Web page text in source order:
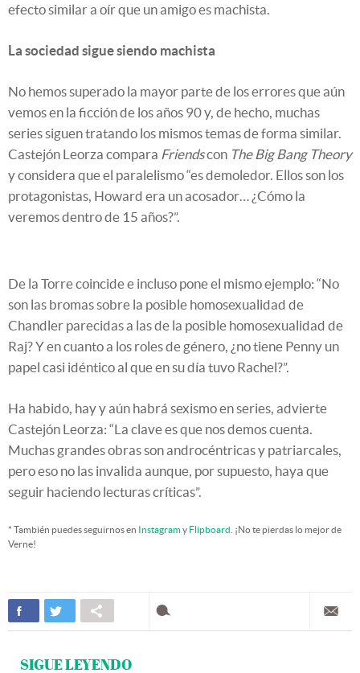
efecto similar a oír que un amigo es machista.
La sociedad sigue siendo machista
No hemos superado la mayor parte de los errores que aún
vemos en la ficción de los años 90 y, de hecho, muchas
series siguen tratando los mismos temas de forma similar.
Castejón Leorza compara Friendscon The Big Bang Theory
y considera que el paralelismo “es demoledor. Ellos son los
protagonistas, Howard era un acosador… ¿Cómo la
veremos dentro de 15 años?”.
De la Torre coincide e incluso pone el mismo ejemplo: “No
son las bromas sobre la posible homosexualidad de
Chandler parecidas a las de la posible homosexualidad de
Raj? Y en cuanto a los roles de género, ¿no tiene Penny un
papel casi idéntico al que en su día tuvo Rachel?”.
Ha habido, hay y aún habrá sexismo en series, advierte
Castejón Leorza: “La clave es que nos demos cuenta.
Muchas grandes obras son androcéntricas y patriarcales,
pero eso no las invalida aunque, por supuesto, haya que
seguir haciendo lecturas críticas”.
* También puedes seguirnos en Instagramy Flipboard . ¡No te pierdas lo mejor de
Verne!
SIGUE LEYENDO